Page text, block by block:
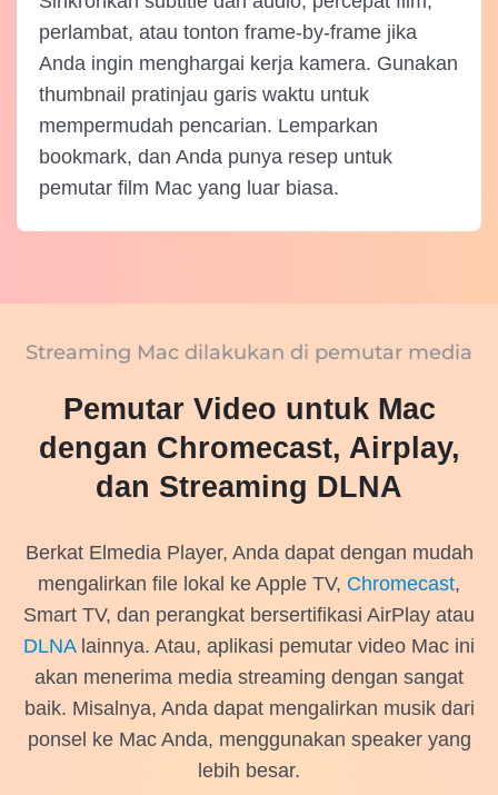
perlambat, atau tonton frame-by-frame jika
Anda ingin menghargai kerja kamera. Gunakan
thumbnail pratinjau garis waktu untuk
mempermudah pencarian. Lemparkan
bookmark, dan Anda punya resep untuk
pemutar film Mac yang luar biasa.
Streaming Mac dilakukan di pemutar media
Pemutar Video untuk Mac
dengan Chromecast, Airplay,
dan Streaming DLNA
Berkat Elmedia Player, Anda dapat dengan mudah
mengalirkan file lokal ke Apple TV, Chromecast,
Smart TV, dan perangkat bersertifikasi AirPlay atau
DLNAlainnya. Atau, aplikasi pemutar video Mac ini
akan menerima media streaming dengan sangat
baik. Misalnya, Anda dapat mengalirkan musik dari
ponsel ke Mac Anda, menggunakan speaker yang
lebih besar.